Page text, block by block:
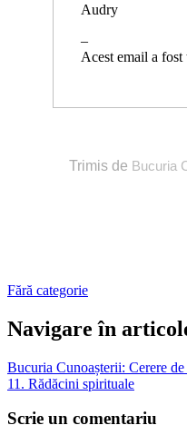
Audry
–
Acest email a
Trimis de Bucuria
Fără categorie
Navigare în
Bucuria Cunoașterii: Cerere
11. Rădăcini spirituale
Scrie un comentariu